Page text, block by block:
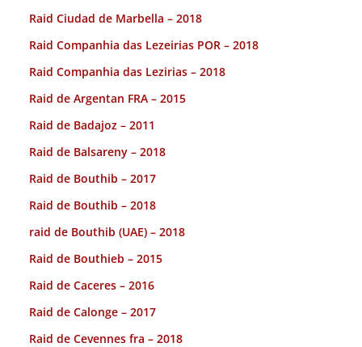
Raid Ciudad de Marbella – 2018
Raid Companhia das Lezeirias POR – 2018
Raid Companhia das Lezirias – 2018
Raid de Argentan FRA – 2015
Raid de Badajoz – 2011
Raid de Balsareny – 2018
Raid de Bouthib – 2017
Raid de Bouthib – 2018
raid de Bouthib (UAE) – 2018
Raid de Bouthieb – 2015
Raid de Caceres – 2016
Raid de Calonge – 2017
Raid de Cevennes fra – 2018